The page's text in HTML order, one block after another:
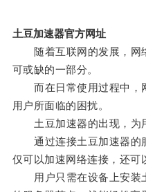
土豆加速器官方网址
随着互联网的发展，网
可或缺的一部分。
而在日常使用过程中，
用户所面临的困扰。
土豆加速器的出现，为用
通过连接土豆加速器的
仅可以加速网络连接，还可
用户只需在设备上安装